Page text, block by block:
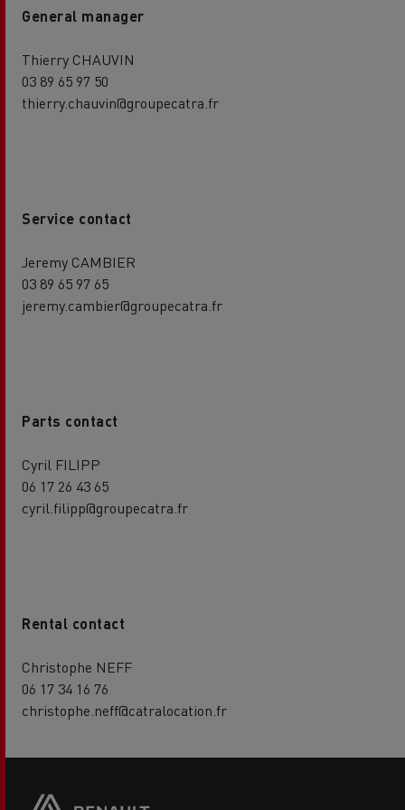
General manager
Thierry CHAUVIN
03 89 65 97 50
thierry.chauvin@groupecatra.fr
Service contact
Jeremy CAMBIER
03 89 65 97 65
jeremy.cambier@groupecatra.fr
Parts contact
Cyril FILIPP
06 17 26 43 65
cyril.filipp@groupecatra.fr
Rental contact
Christophe NEFF
06 17 34 16 76
christophe.neff@catralocation.fr